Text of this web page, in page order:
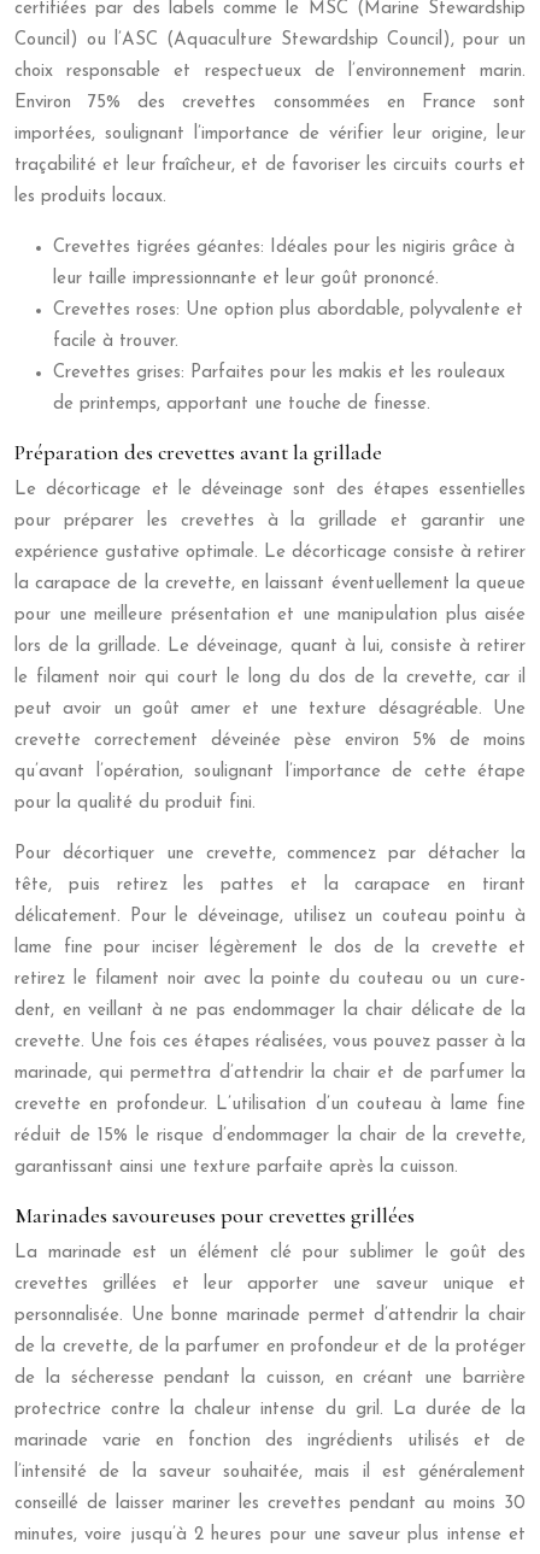
certifiées par des labels comme le MSC (Marine Stewardship
Council) ou l’ASC (Aquaculture Stewardship Council), pour un
choix responsable et respectueux de l’environnement marin.
Environ 75% des crevettes consommées en France sont
importées, soulignant l’importance de vérifier leur origine, leur
traçabilité et leur fraîcheur, et de favoriser les circuits courts et
les produits locaux.
Crevettes tigrées géantes: Idéales pour les nigiris grâce à
leur taille impressionnante et leur goût prononcé.
Crevettes roses: Une option plus abordable, polyvalente et
facile à trouver.
Crevettes grises: Parfaites pour les makis et les rouleaux
de printemps, apportant une touche de finesse.
Préparation des crevettes avant la grillade
Le décorticage et le déveinage sont des étapes essentielles
pour préparer les crevettes à la grillade et garantir une
expérience gustative optimale. Le décorticage consiste à retirer
la carapace de la crevette, en laissant éventuellement la queue
pour une meilleure présentation et une manipulation plus aisée
lors de la grillade. Le déveinage, quant à lui, consiste à retirer
le filament noir qui court le long du dos de la crevette, car il
peut avoir un goût amer et une texture désagréable. Une
crevette correctement déveinée pèse environ 5% de moins
qu’avant l’opération, soulignant l’importance de cette étape
pour la qualité du produit fini.
Pour décortiquer une crevette, commencez par détacher la
tête, puis retirez les pattes et la carapace en tirant
délicatement. Pour le déveinage, utilisez un couteau pointu à
lame fine pour inciser légèrement le dos de la crevette et
retirez le filament noir avec la pointe du couteau ou un cure-
dent, en veillant à ne pas endommager la chair délicate de la
crevette. Une fois ces étapes réalisées, vous pouvez passer à la
marinade, qui permettra d’attendrir la chair et de parfumer la
crevette en profondeur. L’utilisation d’un couteau à lame fine
réduit de 15% le risque d’endommager la chair de la crevette,
garantissant ainsi une texture parfaite après la cuisson.
Marinades savoureuses pour crevettes grillées
La marinade est un élément clé pour sublimer le goût des
crevettes grillées et leur apporter une saveur unique et
personnalisée. Une bonne marinade permet d’attendrir la chair
de la crevette, de la parfumer en profondeur et de la protéger
de la sécheresse pendant la cuisson, en créant une barrière
protectrice contre la chaleur intense du gril. La durée de la
marinade varie en fonction des ingrédients utilisés et de
l’intensité de la saveur souhaitée, mais il est généralement
conseillé de laisser mariner les crevettes pendant au moins 30
minutes, voire jusqu’à 2 heures pour une saveur plus intense et